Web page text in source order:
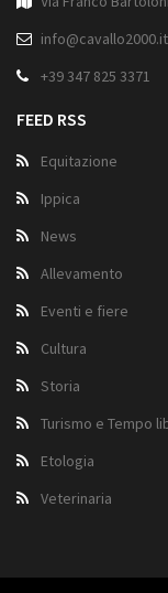
info@cavallo2000.it
+39 347 825 3371
FEED RSS
Equitazione
Ippica
News
Allevamento
Eventi e fiere
Cultura
Storia
Turismo e Tempo
Etologia
Veterinaria